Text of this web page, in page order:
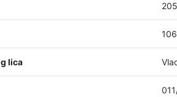
lica